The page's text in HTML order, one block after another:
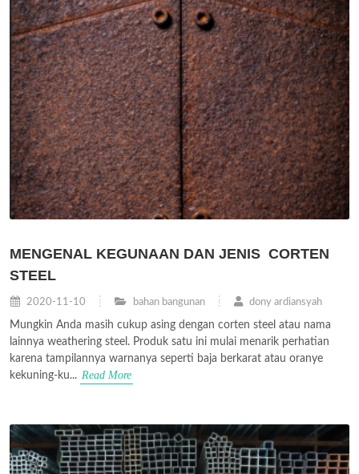
MENGENAL KEGUNAAN DAN JENIS CORTEN
STEEL
2020-11-10 bahan bangunan dony ardiansyah
Mungkin Anda masih cukup asing dengan corten steel atau nama
lainnya weathering steel. Produk satu ini mulai menarik perhatian
karena tampilannya warnanya seperti baja berkarat atau oranye
kekuning-ku... Read More